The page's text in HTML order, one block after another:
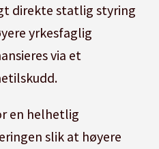
direkte statlig styring
yrkesfaglig
via et
en helhetlig
slik at høyere